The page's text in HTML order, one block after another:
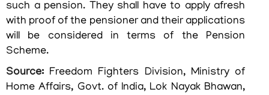
ടെലിഫോൺ
ഡയറക്ടറി
സർക്കാർ
such a pension. They shall have to apply afresh
with proof of the pensioner and their applications
will be considered in terms of the Pension
Scheme.
Source: Freedom Fighters Division, Ministry of
Home Affairs, Govt. of India, Lok Nayak Bhawan,